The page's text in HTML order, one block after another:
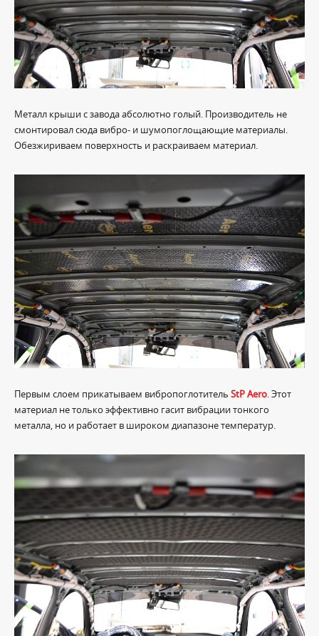
Металл крыши с завода абсолютно голый. Производитель не
смонтировал сюда вибро- и шумопоглощающие материалы.
Обезжириваем поверхность и раскраиваем материал.
Первым слоем прикатываем вибропоглотитель StP Aero. Этот
материал не только эффективно гасит вибрации тонкого
металла, но и работает в широком диапазоне температур.